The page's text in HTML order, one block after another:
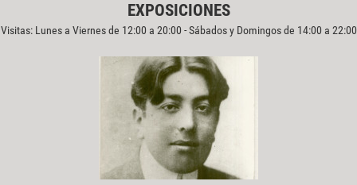
EXPOSICIONES
Visitas: Lunes a Viernes de 12:00 a 20:00 - Sábados y Domingos de 14:00 a 22:00